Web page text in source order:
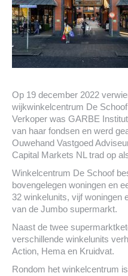
Op 19 december 2022
wijkwinkelcentrum De
Verkoper was GARBE
van haar fondsen en werd
Ouwehand Vastgoed
Capital Markets NL trad op
Winkelcentrum De Schoof
bovengelegen woningen en
32 winkelunits, vijf woningen
van de Jumbo supermarkt.
Naast de twee
verschillende winkelunits
Action, Hema en Kruidvat.
Rondom het winkelcentrum